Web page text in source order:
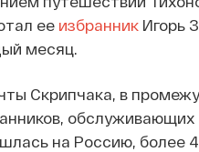
ее избранникИгорь
месяц.
Скрипчака, в
обслуживающих
на Россию, более